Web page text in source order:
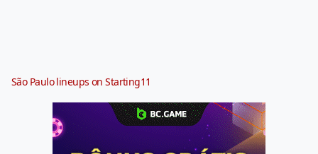
São Paulo lineups on Starting11